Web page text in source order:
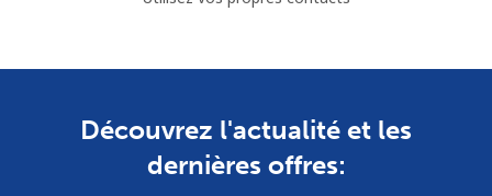
Découvrez l'actualité et les
dernières offres: